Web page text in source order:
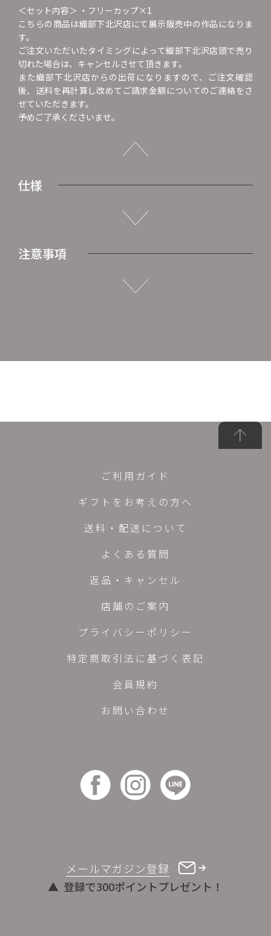
＜セット内容＞ ・フリーカップ×1
こちらの商品は織部下北沢店にて展示販売中の作品になりま
す。
ご注文いただいたタイミングによって織部下北沢店頭で売り
切れた場合は、キャンセルさせて頂きます。
また織部下北沢店からの出荷になりますので、ご注文確認
後、送料を再計算し改めてご請求金額についてのご連絡をさ
せていただきます。
予めご了承くださいませ。
仕様
注意事項
メールマガジン登録
登録で300ポイントプレゼント！
ご利用ガイド
ギフトをお考えの方へ
送料・配送について
よくある質問
返品・キャンセル
店舗のご案内
プライバシーポリシー
特定商取引法に基づく表記
会員規約
お問い合わせ